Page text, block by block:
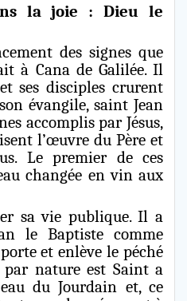
la joie : Dieu le
des signes que
à Cana de Galilée. Il
ses disciples crurent
évangile, saint Jean
accomplis par Jésus,
l’œuvre du Père et
Le premier de ces
changée en vin aux
sa vie publique. Il a
le Baptiste comme
et enlève le péché
nature est Saint a
du Jourdain et, ce